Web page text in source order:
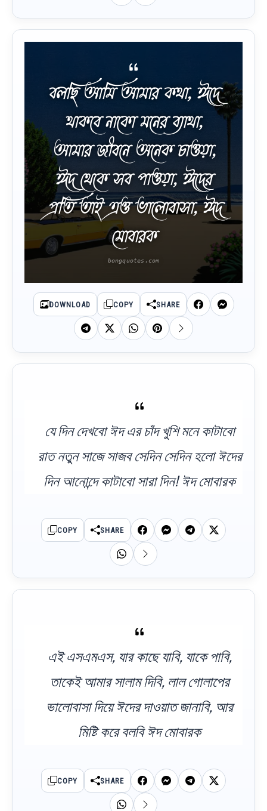
বলছি আমি আমার কথা, ঈদে
থাকবে নাকো মনের ব্যাথা,
আমার জীবনে অনেক চাওয়া,
ঈদ থেকে সব পাওয়া, ঈদের
প্রতি তাই এত্ত ভালোবাসা, ঈদ
মোবারক
DOWNLOAD COPY SHARE
যে দিন দেখবো ঈদ এর চাঁদ খুশি মনে কাটাবো
রাত নতুন সাজে সাজব সেদিন সেদিন হলো ঈদের
দিন আনোন্দে কাটাবো সারা দিন! ঈদ মোবারক
COPY SHARE
এই এসএমএস, যার কাছে যাবি, যাকে পাবি,
তাকেই আমার সালাম দিবি, লাল গোলাপের
ভালোবাসা দিয়ে ঈদের দাওয়াত জানাবি, আর
মিষ্টি করে বলবি ঈদ মোবারক
COPY SHARE